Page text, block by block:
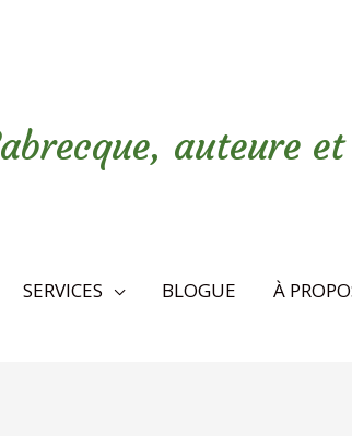
auteure
SERVICES BLOGUE À